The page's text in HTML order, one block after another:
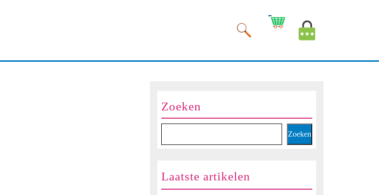
Winkelwagen
afbeelding
Zoeken
Zoeken
Laatste artikelen